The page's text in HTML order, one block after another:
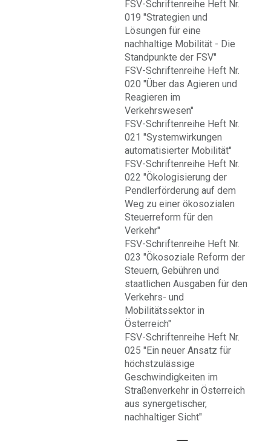
FSV-Schriftenreihe Heft Nr.
019 "Strategien und
Lösungen für eine
nachhaltige Mobilität - Die
Standpunkte der FSV"
FSV-Schriftenreihe Heft Nr.
020 "Über das Agieren und
Reagieren im
Verkehrswesen"
FSV-Schriftenreihe Heft Nr.
021 "Systemwirkungen
automatisierter Mobilität"
FSV-Schriftenreihe Heft Nr.
022 "Ökologisierung der
Pendlerförderung auf dem
Weg zu einer ökosozialen
Steuerreform für den
Verkehr"
FSV-Schriftenreihe Heft Nr.
023 "Ökosoziale Reform der
Steuern, Gebühren und
staatlichen Ausgaben für den
Verkehrs- und
Mobilitätssektor in
Österreich"
FSV-Schriftenreihe Heft Nr.
025 "Ein neuer Ansatz für
höchstzulässige
Geschwindigkeiten im
Straßenverkehr in Österreich
aus synergetischer,
nachhaltiger Sicht"